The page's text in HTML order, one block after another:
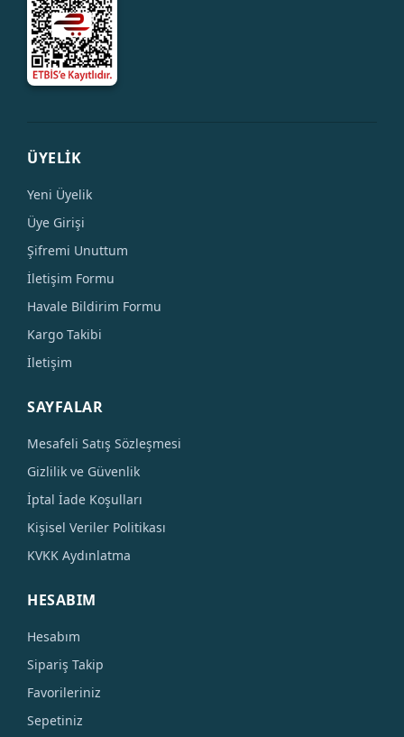
ÜYELİK
Yeni Üyelik
Üye Girişi
Şifremi Unuttum
İletişim Formu
Havale Bildirim Formu
Kargo Takibi
İletişim
SAYFALAR
Mesafeli Satış Sözleşmesi
Gizlilik ve Güvenlik
İptal İade Koşulları
Kişisel Veriler Politikası
KVKK Aydınlatma
HESABIM
Hesabım
Sipariş Takip
Favorileriniz
Sepetiniz